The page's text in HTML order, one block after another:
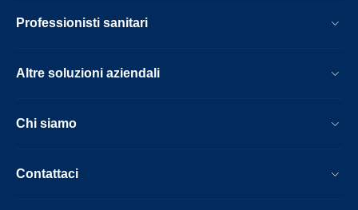
Professionisti sanitari
Altre soluzioni aziendali
Chi siamo
Contattaci